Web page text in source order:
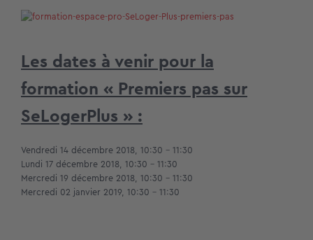
Les dates à venir pour la
formation « Premiers pas sur
SeLogerPlus » :
Vendredi 14 décembre 2018, 10:30 – 11:30
Lundi 17 décembre 2018, 10:30 – 11:30
Mercredi 19 décembre 2018, 10:30 – 11:30
Mercredi 02 janvier 2019, 10:30 – 11:30